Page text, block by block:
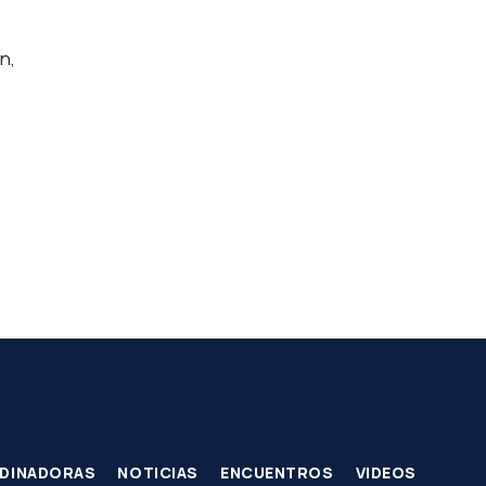
NOTICIAS ENCUENTROS VIDEOS